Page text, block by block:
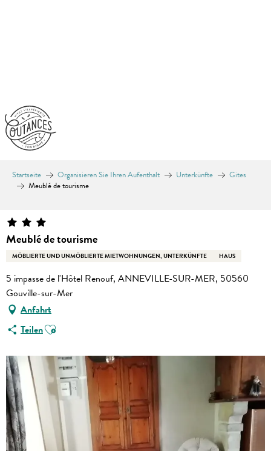
Startseite Organisieren Sie Ihren Aufenthalt Unterkünfte
Gites
Meublé de tourisme
Meublé de tourisme
MÖBLIERTE UND UNMÖBLIERTE MIETWOHNUNGEN, UNTERKÜNFTE HAUS
5 impasse de l'Hôtel Renouf, ANNEVILLE-SUR-MER, 50560
Gouville-sur-Mer
Anfahrt
TeilenAjouter aux favoris